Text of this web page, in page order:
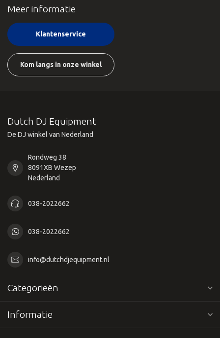
Meer informatie
Klantenservice
Kom langs in onze winkel
Dutch DJ Equipment
De DJ winkel van Nederland
Rondweg 38
8091XB Wezep
Nederland
038-2022662
038-2022662
info@dutchdjequipment.nl
Categorieën
Informatie